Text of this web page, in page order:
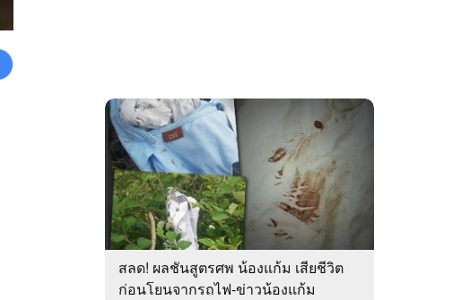
สลด! ผลชันสูตรศพ น้องแก้ม เสียชีวิต
ก่อนโยนจากรถไฟ-ข่าวน้องแก้ม